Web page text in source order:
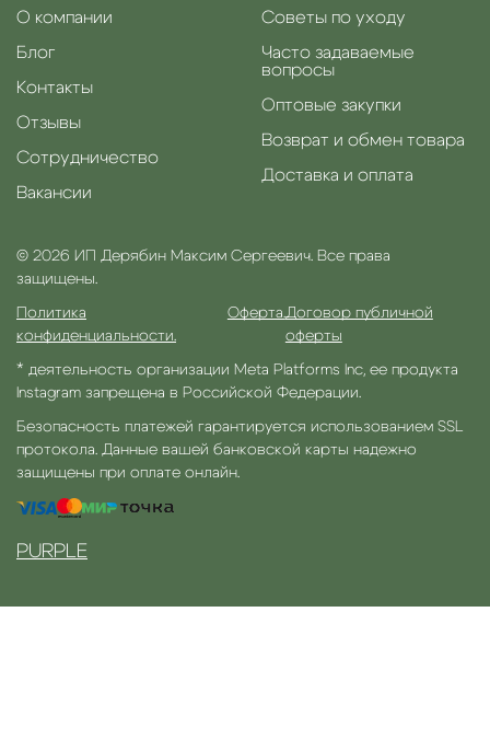
О компании
Блог
Контакты
Отзывы
Сотрудничество
Вакансии
Советы по уходу
Часто задаваемые
вопросы
Оптовые закупки
Возврат и обмен товара
Доставка и оплата
© 2026 ИП Дерябин Максим Сергеевич. Все права
защищены.
Политика
конфиденциальности.
Оферта.Договор публичной
оферты
* деятельность организации Meta Platforms Inc, ее продукта
Instagram запрещена в Российской Федерации.
Безопасность платежей гарантируется использованием SSL
протокола. Данные вашей банковской карты надежно
защищены при оплате онлайн.
PURPLE